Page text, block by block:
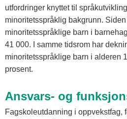
utfordringer knyttet til
minoritetsspråklig bakgrunn.
minoritetsspråklige barn i
41 000. I samme tidsrom har
minoritetsspråklige barn i alderen
prosent.
Ansvars- og
Fagskoleutdanning i oppvekstfag,